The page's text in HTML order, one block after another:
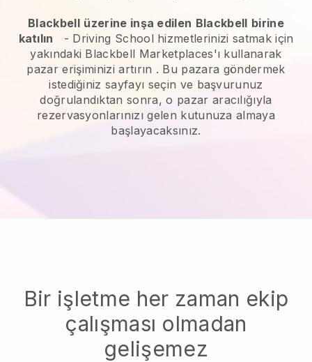
Blackbell üzerine inşa edilen Blackbell birine
katılın
- Driving School hizmetlerinizi satmak için
yakındaki Blackbell Marketplaces'ı kullanarak
pazar erişiminizi artırın . Bu pazara göndermek
istediğiniz sayfayı seçin ve başvurunuz
doğrulandıktan sonra, o pazar aracılığıyla
rezervasyonlarınızı gelen kutunuza almaya
başlayacaksınız.
Bir işletme her zaman ekip
çalışması olmadan
gelişemez